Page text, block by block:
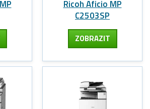
Ricoh Aficio MP
C2503SP
ZOBRAZIT